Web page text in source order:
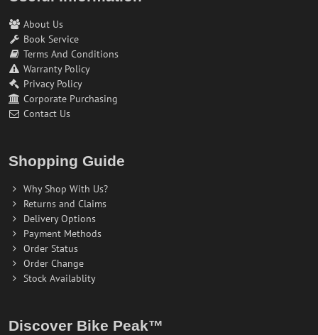
About Us
Book Service
Terms And Conditions
Warranty Policy
Privacy Policy
Corporate Purchasing
Contact Us
Shopping Guide
Why Shop With Us?
Returns and Claims
Delivery Options
Payment Methods
Order Status
Order Change
Stock Availablity
Discover Bike Peak™